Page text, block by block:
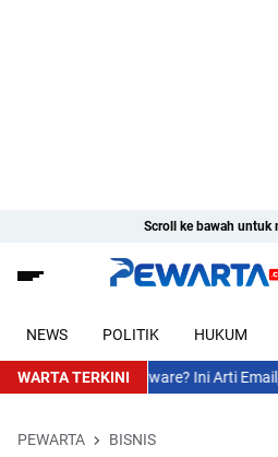
Scroll ke bawah untuk
NEWS POLITIK HUKUM
WARTA TERKINI
karena Malware? Ini Arti Email,
PEWARTA BISNIS